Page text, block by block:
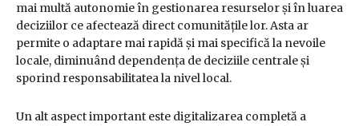
mai multă autonomie în gestionarea resurselor și în luarea
deciziilor ce afectează direct comunitățile lor. Asta ar
permite o adaptare mai rapidă și mai specifică la nevoile
locale, diminuând dependența de deciziile centrale și
sporind responsabilitatea la nivel local.
Un alt aspect important este digitalizarea completă a